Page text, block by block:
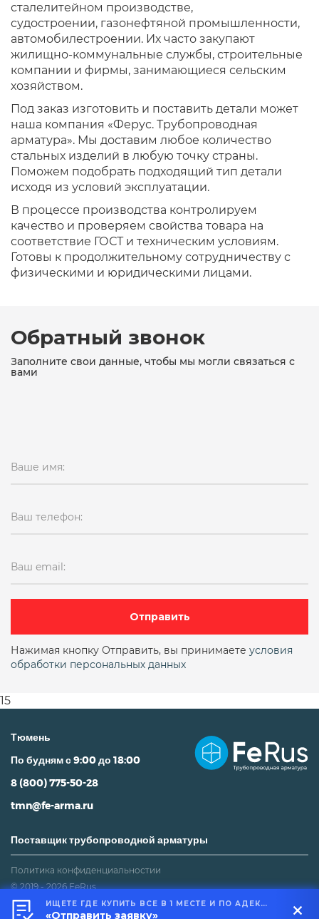
сталелитейном производстве,
судостроении, газонефтяной промышленности,
автомобилестроении. Их часто закупают
жилищно-коммунальные службы, строительные
компании и фирмы, занимающиеся сельским
хозяйством.
Под заказ изготовить и поставить детали может
наша компания «Ферус. Трубопроводная
арматура». Мы доставим любое количество
стальных изделий в любую точку страны.
Поможем подобрать подходящий тип детали
исходя из условий эксплуатации.
В процессе производства контролируем
качество и проверяем свойства товара на
соответствие ГОСТ и техническим условиям.
Готовы к продолжительному сотрудничеству с
физическими и юридическими лицами.
Обратный звонок
Заполните свои данные, чтобы мы могли связаться с
вами
Ваше имя:
Ваш телефон:
Ваш email:
Отправить
Нажимая кнопку Отправить, вы принимаете условия
обработки персональных данных
15
Тюмень
По будням с 9:00 до 18:00
8 (800) 775-50-28
tmn@fe-arma.ru
Поставщик трубопроводной арматуры
Политика конфиденциальностии
© 2019 - 2026 FeRus
Не является публичной офертой
ИЩЕТЕ ГДЕ КУПИТЬ ВСЕ В 1 МЕСТЕ И ПО АДЕКВАТНОЙ ЦЕНЕ?
«Отправить заявку»